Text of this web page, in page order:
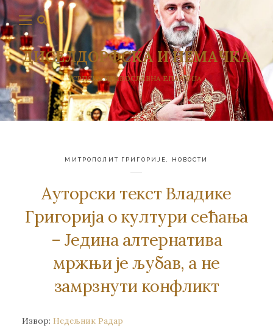
ДИСЕЛДОРФСКА И НЕМАЧКА
СРПСКА ПРАВОСЛАВНА ЕПАРХИЈА
МИТРОПОЛИТ ГРИГОРИЈЕ НОВОСТИ
Aуторски текст Владике
Григорија о култури сећања
– Jeдинa aлтeрнaтивa
мржњи je љубaв, a нe
зaмрзнути кoнфликт
Извор: Недељник Радар